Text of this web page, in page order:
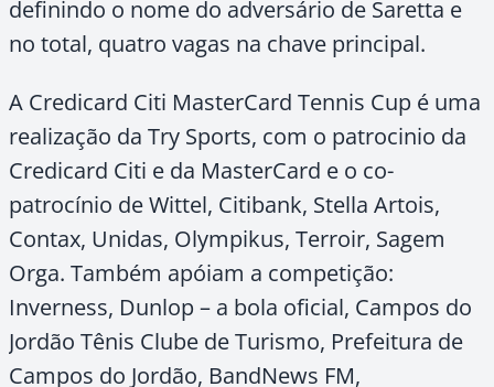
definindo o nome do adversário de Saretta e
no total, quatro vagas na chave principal.
A Credicard Citi MasterCard Tennis Cup é uma
realização da Try Sports, com o patrocinio da
Credicard Citi e da MasterCard e o co-
patrocínio de Wittel, Citibank, Stella Artois,
Contax, Unidas, Olympikus, Terroir, Sagem
Orga. Também apóiam a competição:
Inverness, Dunlop – a bola oficial, Campos do
Jordão Tênis Clube de Turismo, Prefeitura de
Campos do Jordão, BandNews FM,